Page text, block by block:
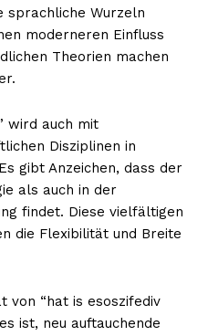
sprachliche Wurzeln
moderneren Einfluss
Theorien machen
wird auch mit
Disziplinen in
gibt Anzeichen, dass der
als auch in der
findet. Diese vielfältigen
die Flexibilität und Breite
von “hat is esoszifediv
ist, neu auftauchende